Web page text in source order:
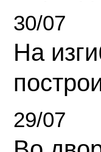
30/07
На
29/07